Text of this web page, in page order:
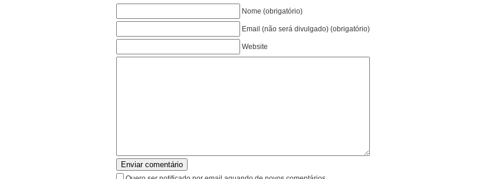
Nome (obrigatório)
Email (não será divulgado) (obrigatório)
Website
Enviar comentário